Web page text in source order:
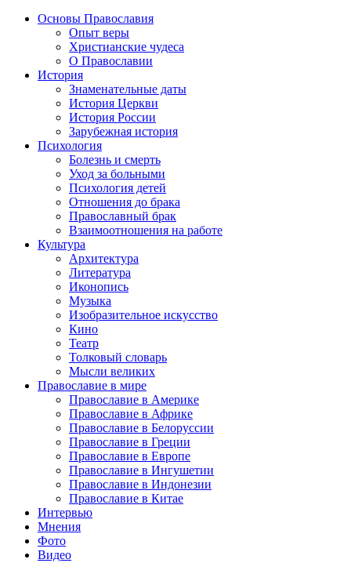
Основы Православия
Опыт веры
Христианские чудеса
О Православии
История
Знаменательные даты
История Церкви
История России
Зарубежная история
Психология
Болезнь и смерть
Уход за больными
Психология детей
Отношения до брака
Православный брак
Взаимоотношения на работе
Культура
Архитектура
Литература
Иконопись
Музыка
Изобразительное искусство
Кино
Театр
Толковый словарь
Мысли великих
Православие в мире
Православие в Америке
Православие в Африке
Православие в Белоруссии
Православие в Греции
Православие в Европе
Православие в Ингушетии
Православие в Индонезии
Православие в Китае
Интервью
Мнения
Фото
Видео